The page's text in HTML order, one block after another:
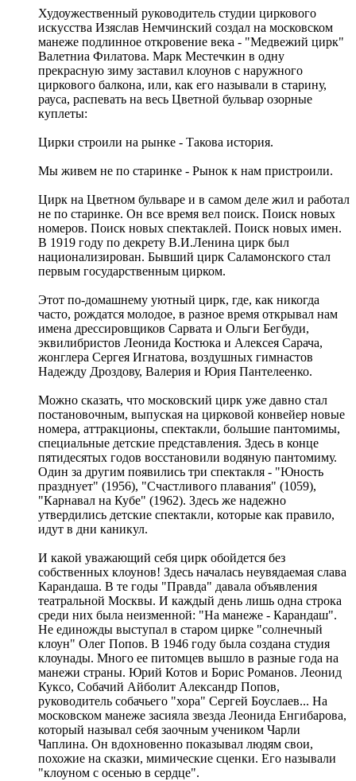
Худоужественный руководитель студии циркового
искусства Изяслав Немчинский создал на московском
манеже подлинное откровение века - "Медвежий цирк"
Валетниа Филатова. Марк Местечкин в одну
прекрасную зиму заставил клоунов с наружного
циркового балкона, или, как его называли в старину,
рауса, распевать на весь Цветной бульвар озорные
куплеты:
Цирки строили на рынке - Такова история.
Мы живем не по старинке - Рынок к нам пристроили.
Цирк на Цветном бульваре и в самом деле жил и работал
не по старинке. Он все время вел поиск. Поиск новых
номеров. Поиск новых спектаклей. Поиск новых имен.
В 1919 году по декрету В.И.Ленина цирк был
национализирован. Бывший цирк Саламонского стал
первым государственным цирком.
Этот по-домашнему уютный цирк, где, как никогда
часто, рождатся молодое, в разное время открывал нам
имена дрессировщиков Сарвата и Ольги Бегбуди,
эквилибристов Леонида Костюка и Алексея Сарача,
жонглера Сергея Игнатова, воздушных гимнастов
Надежду Дроздову, Валерия и Юрия Пантелеенко.
Можно сказать, что московский цирк уже давно стал
постановочным, выпуская на цирковой конвейер новые
номера, аттракционы, спектакли, большие пантомимы,
специальные детские представления. Здесь в конце
пятидесятых годов восстановили водяную пантомиму.
Один за другим появились три спектакля - "Юность
празднует" (1956), "Счастливого плавания" (1059),
"Карнавал на Кубе" (1962). Здесь же надежно
утвердились детские спектакли, которые как правило,
идут в дни каникул.
И какой уважающий себя цирк обойдется без
собственных клоунов! Здесь началась неувядаемая слава
Карандаша. В те годы "Правда" давала объявления
театральной Москвы. И каждый день лишь одна строка
среди них была неизменной: "На манеже - Карандаш".
Не единожды выступал в старом цирке "солнечный
клоун" Олег Попов. В 1946 году была создана студия
клоунады. Много ее питомцев вышло в разные года на
манежи страны. Юрий Котов и Борис Романов. Леонид
Куксо, Собачий Айболит Александр Попов,
руководитель собачьего "хора" Сергей Боуслаев... На
московском манеже засияла звезда Леонида Енгибарова,
который называл себя заочным учеником Чарли
Чаплина. Он вдохновенно показывал людям свои,
похожие на сказки, мимические сценки. Его называли
"клоуном с осенью в сердце".